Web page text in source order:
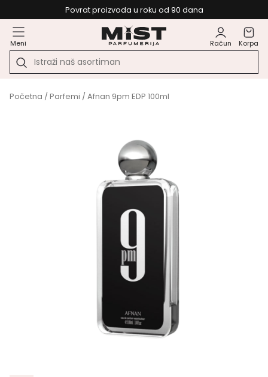
Povrat proizvoda u roku od 90 dana
Meni Račun Korpa
Početna /Parfemi / Afnan 9pm EDP 100ml